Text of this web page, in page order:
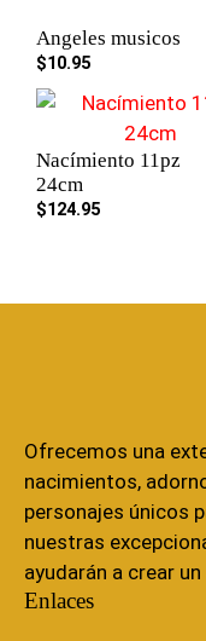
Angeles musicos
$10.95
Nacímiento 11pz
24cm
$124.95
Ofrecemos una
nacimientos,
personajes únicos
nuestras
ayudarán a crear
Enlaces